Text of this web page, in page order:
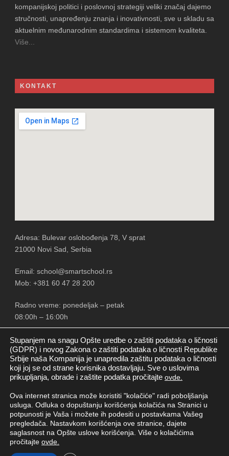
kompanijskoj politici i poslovnoj strategiji veliki značaj dajemo
stručnosti, unapređenju znanja i inovativnosti, sve u skladu sa
aktuelnim međunarodnim standardima i sistemom kvaliteta.
Više...
KONTAKT
Adresa: Bulevar oslobođenja 78, V sprat
21000 Novi Sad, Serbia
Email: school@smartschool.rs
Mob: +381 60 47 28 200
Radno vreme: ponedeljak – petak
08:00h – 16:00h
PRATITE NAS
Copyright © Smart School New doo
Stupanjem na snagu Opšte uredbe o zaštiti podataka o ličnosti
(GDPR) i novog Zakona o zaštiti podataka o ličnosti Republike
Srbije naša Kompanija je unapredila zaštitu podataka o ličnosti
koji joj se od strane korisnika dostavljaju. Sve o uslovima
prikupljanja, obrade i zaštite podatka pročitajte ovde.
Ova internet stranica može koristiti "kolačiće" radi poboljšanja
usluga. Odluka o dopuštanju korišćenja kolačića na Stranici u
potpunosti je Vaša i možete ih podesiti u postavkama Vašeg
pregledača. Nastavkom korišćenja ove stranice, dajete
saglasnost na Opšte uslove korišćenja. Više o kolačićima
pročitajte ovde.